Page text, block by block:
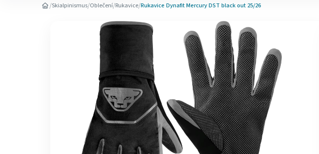
/Skialpinismus/Oblečení/Rukavice/Rukavice Dynafit Mercury DST black out 25/26